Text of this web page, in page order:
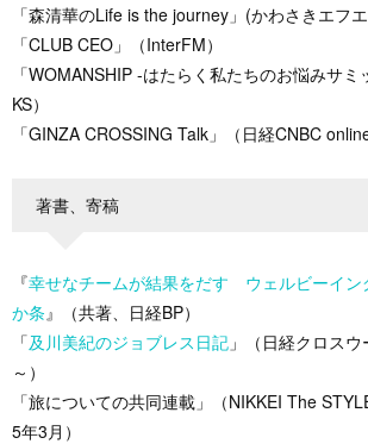
「森清華のLife is the journey」(かわさきエフ
「CLUB CEO」（InterFM）
「WOMANSHIP -はたらく私たちのお悩みサ
KS）
「GINZA CROSSING Talk」（日経CNBC
著書、寄稿
『幸せなチームが結果をだす ウェルビーイン
か条 』（共著、日経BP）
「及川美紀のジョブレス日記 」（日経クロス
～）
「旅についての共同連載」（NIKKEI The
5年3月）